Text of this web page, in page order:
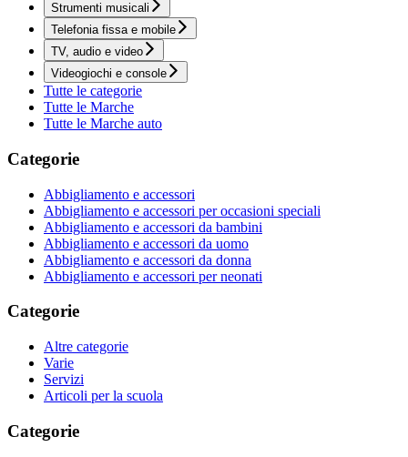
Strumenti musicali
Telefonia fissa e mobile
TV, audio e video
Videogiochi e console
Tutte le categorie
Tutte le Marche
Tutte le Marche auto
Categorie
Abbigliamento e accessori
Abbigliamento e accessori per occasioni speciali
Abbigliamento e accessori da bambini
Abbigliamento e accessori da uomo
Abbigliamento e accessori da donna
Abbigliamento e accessori per neonati
Categorie
Altre categorie
Varie
Servizi
Articoli per la scuola
Categorie